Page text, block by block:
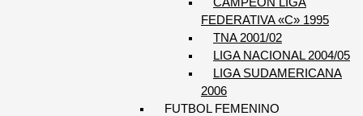
FEDERATIVA «C» 1995
TNA 2001/02
LIGA NACIONAL 2004/05
LIGA SUDAMERICANA
2006
FUTBOL FEMENINO